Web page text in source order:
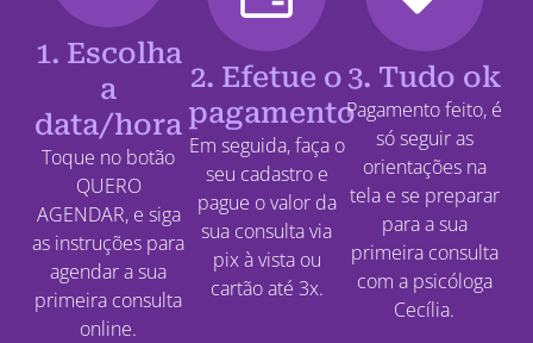
1. Escolha
a
data/hora
Toque no botão
QUERO
AGENDAR, e siga
as instruções para
agendar a sua
primeira consulta
online.
2. Efetue o
pagamento
Em seguida, faça o
seu cadastro e
pague o valor da
sua consulta via
pix à vista ou
cartão até 3x.
3. Tudo ok
Pagamento feito, é
só seguir as
orientações na
tela e se preparar
para a sua
primeira consulta
com a psicóloga
Cecília.